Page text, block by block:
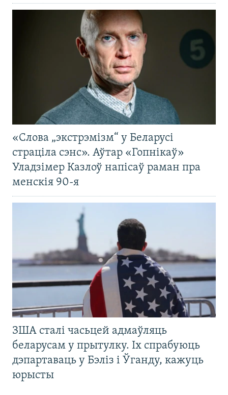
«Слова „экстрэмізм“ у Беларусі
страціла сэнс». Аўтар «Гопнікаў»
Уладзімер Казлоў напісаў раман пра
менскія 90-я
ЗША сталі часьцей адмаўляць
беларусам у прытулку. Іх спрабуюць
дэпартаваць у Бэліз і Ўганду, кажуць
юрысты